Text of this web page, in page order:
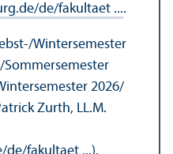
de/fakultaet ....
Wintersemester
2026/
Zurth, LL.M.